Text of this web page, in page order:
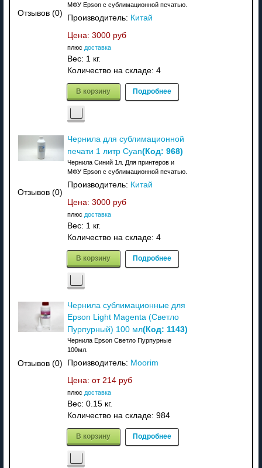
Отзывов (0)
МФУ Epson с сублимационной печатью.
Производитель: Китай
Цена: 3000 руб
плюс доставка
Вес: 1 кг.
Количество на складе: 4
В корзину Подробнее
Отзывов (0)
Чернила для сублимационной
печати 1 литр Cyan(Код: 968)
Чернила Синий 1л. Для принтеров и
МФУ Epson с сублимационной печатью.
Производитель: Китай
Цена: 3000 руб
плюс доставка
Вес: 1 кг.
Количество на складе: 4
В корзину Подробнее
Отзывов (0)
Чернила сублимационные для
Epson Light Magenta (Светло
Пурпурный) 100 мл(Код: 1143)
Чернила Epson Светло Пурпурные
100мл.
Производитель: Moorim
Цена: от 214 руб
плюс доставка
Вес: 0.15 кг.
Количество на складе: 984
В корзину Подробнее